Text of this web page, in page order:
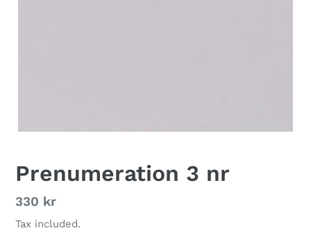
Prenumeration 3 nr
Regular
price
330 kr
Tax included.